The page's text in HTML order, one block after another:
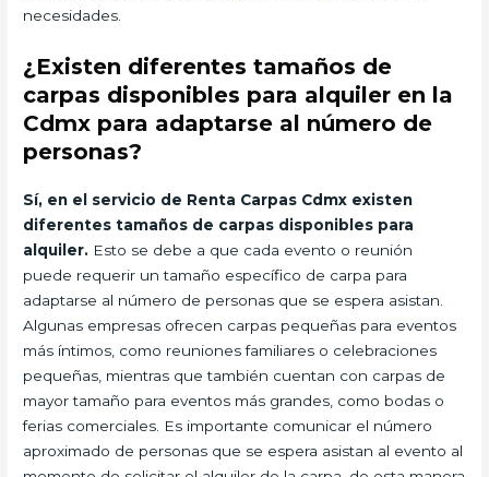
necesidades.
¿Existen diferentes tamaños de
carpas disponibles para alquiler en la
Cdmx para adaptarse al número de
personas?
Sí, en el servicio de Renta Carpas Cdmx existen
diferentes tamaños de carpas disponibles para
alquiler. Esto se debe a que cada evento o reunión
puede requerir un tamaño específico de carpa para
adaptarse al número de personas que se espera asistan.
Algunas empresas ofrecen carpas pequeñas para eventos
más íntimos, como reuniones familiares o celebraciones
pequeñas, mientras que también cuentan con carpas de
mayor tamaño para eventos más grandes, como bodas o
ferias comerciales. Es importante comunicar el número
aproximado de personas que se espera asistan al evento al